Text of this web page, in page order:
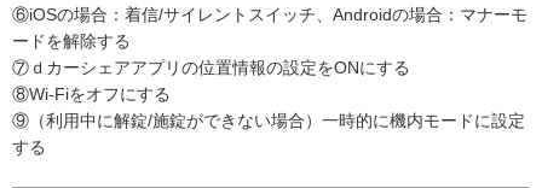
⑥iOSの場合：着信/サイレントスイッチ、Androidの場合：マナーモ
ードを解除する
⑦ｄカーシェアアプリの位置情報の設定をONにする
⑧Wi‑Fiをオフにする
⑨（利用中に解錠/施錠ができない場合）一時的に機内モードに設定
する